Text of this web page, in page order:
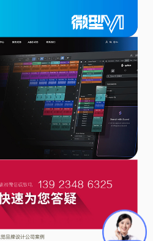
品牌设计公司案例